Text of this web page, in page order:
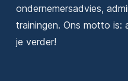
ondernemersadvies,
trainingen. Ons motto is:
je verder!